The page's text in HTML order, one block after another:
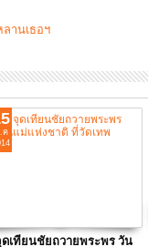
านเธอฯ
เทียนชัยถวายพระพร วัน
ค